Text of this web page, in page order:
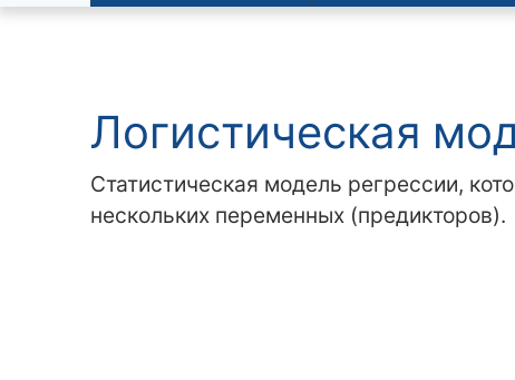
Navigation and related
Логистическая
Статистическая модель регрессии,
нескольких переменных (предикторов).